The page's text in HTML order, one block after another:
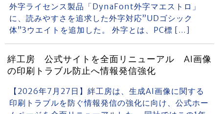
外字ライセンス製品「DynaFont外字マエストロ」
に、読みやすさを追求した外字対応”UDゴシック
体”3ウエイトを追加した。 外字とは、PC標 […]
絆工房 公式サイトを全面リニューアル AI画像
の印刷トラブル防止へ情報発信強化
【2026年7月27日】絆工房は、生成AI画像に関する
印刷トラブルを防ぐ情報発信の強化に向け、公式ホー